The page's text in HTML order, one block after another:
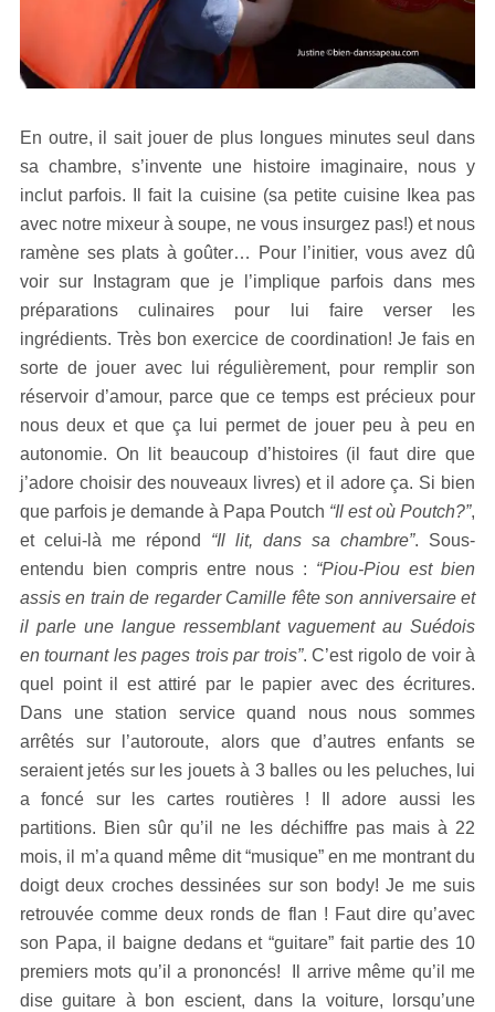
En outre, il sait jouer de plus longues minutes seul dans
sa chambre, s’invente une histoire imaginaire, nous y
inclut parfois. Il fait la cuisine (sa petite cuisine Ikea pas
avec notre mixeur à soupe, ne vous insurgez pas!) et nous
ramène ses plats à goûter… Pour l’initier, vous avez dû
voir sur Instagram que je l’implique parfois dans mes
préparations culinaires pour lui faire verser les
ingrédients. Très bon exercice de coordination! Je fais en
sorte de jouer avec lui régulièrement, pour remplir son
réservoir d’amour, parce que ce temps est précieux pour
nous deux et que ça lui permet de jouer peu à peu en
autonomie. On lit beaucoup d’histoires (il faut dire que
j’adore choisir des nouveaux livres) et il adore ça. Si bien
que parfois je demande à Papa Poutch “Il est où Poutch?”,
et celui-là me répond “Il lit, dans sa chambre”. Sous-
entendu bien compris entre nous : “Piou-Piou est bien
assis en train de regarder Camille fête son anniversaire et
il parle une langue ressemblant vaguement au Suédois
en tournant les pages trois par trois”. C’est rigolo de voir à
quel point il est attiré par le papier avec des écritures.
Dans une station service quand nous nous sommes
arrêtés sur l’autoroute, alors que d’autres enfants se
seraient jetés sur les jouets à 3 balles ou les peluches, lui
a foncé sur les cartes routières ! Il adore aussi les
partitions. Bien sûr qu’il ne les déchiffre pas mais à 22
mois, il m’a quand même dit “musique” en me montrant du
doigt deux croches dessinées sur son body! Je me suis
retrouvée comme deux ronds de flan ! Faut dire qu’avec
son Papa, il baigne dedans et “guitare” fait partie des 10
premiers mots qu’il a prononcés! Il arrive même qu’il me
dise guitare à bon escient, dans la voiture, lorsqu’une